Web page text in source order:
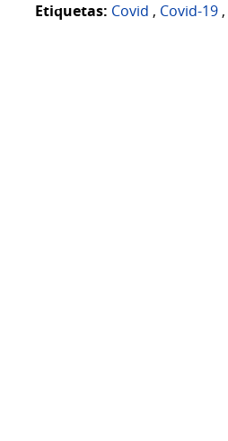
Etiquetas: Covid , Covid-19,